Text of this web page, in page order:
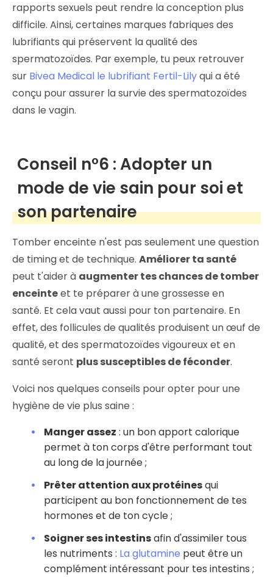
rapports sexuels peut rendre la conception plus
difficile. Ainsi, certaines marques fabriques des
lubrifiants qui préservent la qualité des
spermatozoïdes. Par exemple, tu peux retrouver
sur Bivea Medical le lubrifiant Fertil-Lilyqui a été
conçu pour assurer la survie des spermatozoïdes
dans le vagin.
Conseil n°6 : Adopter un
mode de vie sain pour soi et
son partenaire
Tomber enceinte n'est pas seulement une question
de timing et de technique. Améliorer ta santé
peut t'aider à augmenter tes chances de tomber
enceinteet te préparer à une grossesse en
santé. Et cela vaut aussi pour ton partenaire. En
effet, des follicules de qualités produisent un œuf de
qualité, et des spermatozoïdes vigoureux et en
santé seront plus susceptibles de féconder.
Voici nos quelques conseils pour opter pour une
hygiène de vie plus saine :
Manger assez : un bon apport calorique
permet à ton corps d'être performant tout
au long de la journée ;
Prêter attention aux protéinesqui
participent au bon fonctionnement de tes
hormones et de ton cycle ;
Soigner ses intestinsafin d'assimiler tous
les nutriments : La glutamine peut être un
complément intéressant pour tes intestins ;